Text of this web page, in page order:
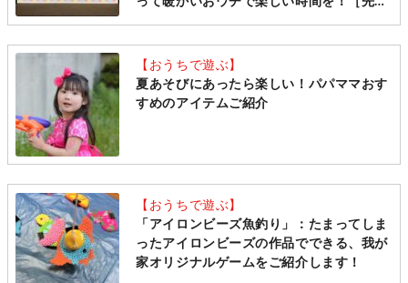
【おうちで遊ぶ】
夏あそびにあったら楽しい！パパママおす
すめのアイテムご紹介
【おうちで遊ぶ】
「アイロンビーズ魚釣り」：たまってしま
ったアイロンビーズの作品でできる、我が
家オリジナルゲームをご紹介します！